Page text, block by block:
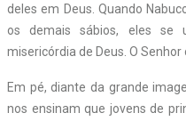
deles em Deus. Quando
os demais sábios, eles se
misericórdia de Deus. O Senhor
Em pé, diante da grande
nos ensinam que jovens de